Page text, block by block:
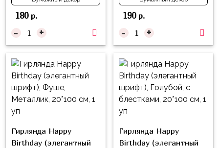
180р.
- +
190р.
- +
Гирлянда Happy
Birthday (элегантный
Гирлянда Happy
Birthday (элегантный
для
праздника
Сервировка
Бумажный
декор
Колпачки,
ободки
Гудки
Мамы,
Бабушки
Для
Папы,
Дедушки
Тропики
Гарри
Поттер
Единороги